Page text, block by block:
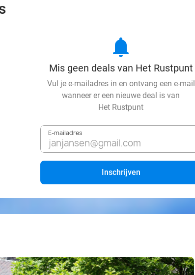
notifications
Mis geen deals van Het Rustpunt
Vul je e-mailadres in en ontvang een e-mail
wanneer er een nieuwe deal is van
Het Rustpunt
E-mailadres
Inschrijven